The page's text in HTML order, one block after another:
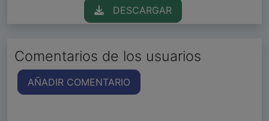
DESCARGAR
Comentarios de los usuarios
AÑADIR COMENTARIO